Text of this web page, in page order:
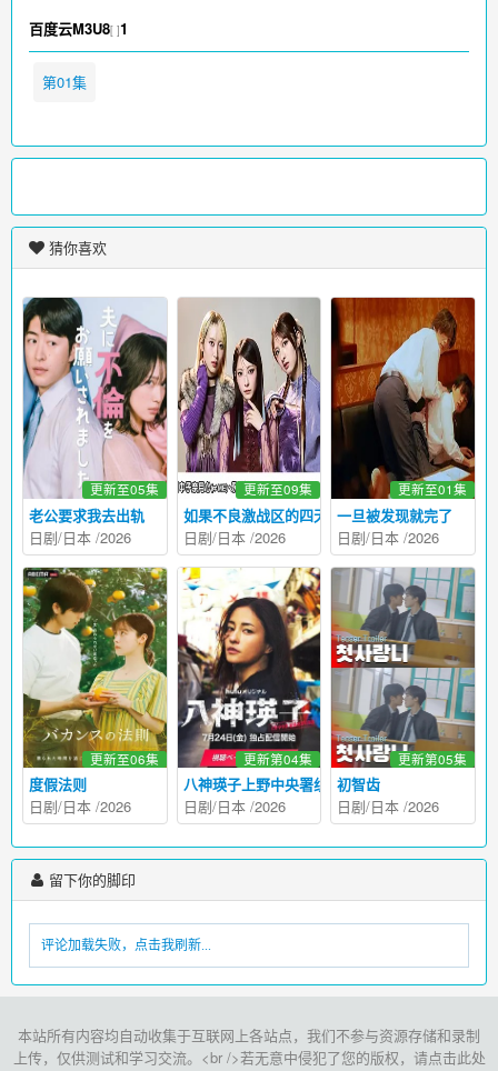
百度云M3U8[ ]1
第01集
猜你喜欢
老公要求我去出轨
更新至05集
日剧/日本 /2026
如果不良激战区的四天王转生成了偶像团体
更新至09集
日剧/日本/2026
一旦被发现就完了
更新至01集
日剧/日本 /2026
度假法则
更新至06集
日剧/日本 /2026
八神瑛子上野中央署组织犯罪对策课
更新第04集
日剧/日本/2026
初智齿
更新第05集
日剧/日本 /2026
留下你的脚印
评论加载失败，点击我刷新...
本站所有内容均自动收集于互联网上各站点，我们不参与资源存储和录制
上传，仅供测试和学习交流。<br />若无意中侵犯了您的版权，请点击此处